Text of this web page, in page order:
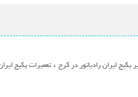
پکیج ایران رادیاتور در کرج ،تعمیرات پکیج